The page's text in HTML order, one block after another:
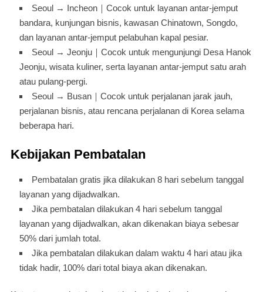
Seoul → Incheon｜Cocok untuk layanan antar-jemput
bandara, kunjungan bisnis, kawasan Chinatown, Songdo,
dan layanan antar-jemput pelabuhan kapal pesiar.
Seoul → Jeonju｜Cocok untuk mengunjungi Desa Hanok
Jeonju, wisata kuliner, serta layanan antar-jemput satu arah
atau pulang-pergi.
Seoul → Busan｜Cocok untuk perjalanan jarak jauh,
perjalanan bisnis, atau rencana perjalanan di Korea selama
beberapa hari.
Kebijakan Pembatalan
Pembatalan gratis jika dilakukan 8 hari sebelum tanggal
layanan yang dijadwalkan.
Jika pembatalan dilakukan 4 hari sebelum tanggal
layanan yang dijadwalkan, akan dikenakan biaya sebesar
50% dari jumlah total.
Jika pembatalan dilakukan dalam waktu 4 hari atau jika
tidak hadir, 100% dari total biaya akan dikenakan.